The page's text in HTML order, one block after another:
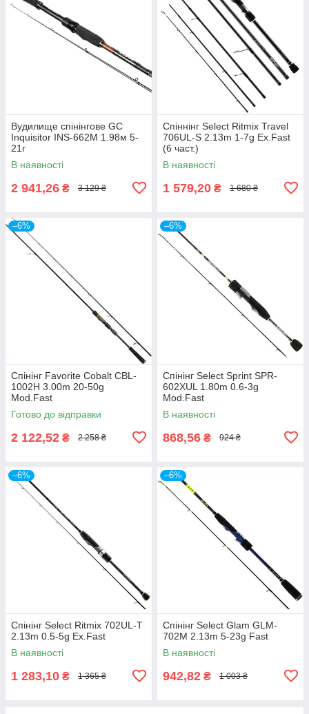
Вудилище спінінгове GC
Inquisitor INS-662M 1.98м 5-
21г
В наявності
2 941,26 ₴ 3 129 ₴
Спіннінг Select Ritmix Travel
706UL-S 2.13m 1-7g Ex.Fast
(6 част.)
В наявності
1 579,20 ₴ 1 680 ₴
–6%
Спінінг Favorite Cobalt CBL-
1002H 3.00m 20-50g
Mod.Fast
Готово до відправки
2 122,52 ₴ 2 258 ₴
–6%
Спінінг Select Sprint SPR-
602XUL 1.80m 0.6-3g
Mod.Fast
В наявності
868,56 ₴ 924 ₴
–6%
Спінінг Select Ritmix 702UL-T
2.13m 0.5-5g Ex.Fast
В наявності
1 283,10 ₴ 1 365 ₴
–6%
Спінінг Select Glam GLM-
702M 2.13m 5-23g Fast
В наявності
942,82 ₴ 1 003 ₴